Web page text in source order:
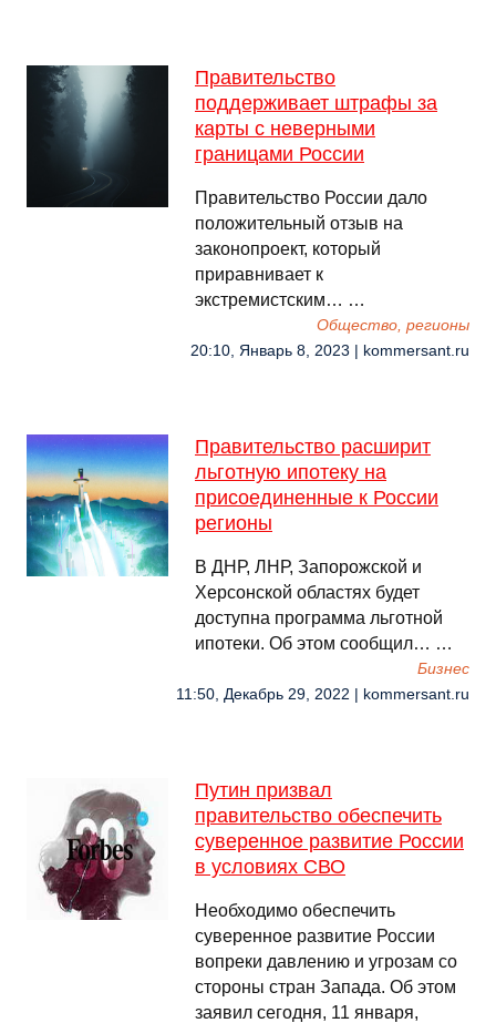
Правительство
поддерживает штрафы за
карты с неверными
границами России
Правительство России дало
положительный отзыв на
законопроект, который
приравнивает к
экстремистским… …
Общество, регионы
20:10, Январь 8, 2023 | kommersant.ru
Правительство расширит
льготную ипотеку на
присоединенные к России
регионы
В ДНР, ЛНР, Запорожской и
Херсонской областях будет
доступна программа льготной
ипотеки. Об этом сообщил… …
Бизнес
11:50, Декабрь 29, 2022 | kommersant.ru
Путин призвал
правительство обеспечить
суверенное развитие России
в условиях СВО
Необходимо обеспечить
суверенное развитие России
вопреки давлению и угрозам со
стороны стран Запада. Об этом
заявил сегодня, 11 января,